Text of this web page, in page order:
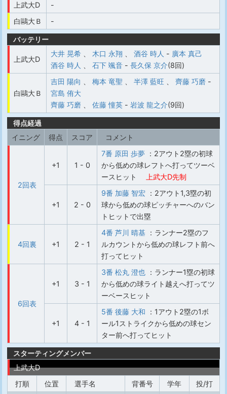
上武大D
-
白鷗大Ｂ
-
バッテリー
上武大D
大井 晃希 木口 永翔 酒谷 時人 - 廣本 真己
酒谷 時人
石下 颯音 - 長久保 京介(8回)
白鷗大Ｂ
吉田 陽向 梅本 竜聖 半澤 藍旺 齊藤 巧磨 -
宮島 侑大
齊藤 巧磨
佐藤 憧英 - 岩波 龍之介(9回)
得点経過
イニング
得点 スコア コメント
2回表
+1 1 - 0
7番 原田 歩夢 ：2アウト2塁の初球
から低めの球レフトへ打ってツーベ
ースヒット
上武大D先制
+1 2 - 0
9番 加藤 智宏 ：2アウト1,3塁の初
球から低めの球ピッチャーへのバン
トヒットで出塁
4回裏 +1 2 - 1
4番 芦川 晴基 ：ランナー2塁のフ
ルカウントから低めの球レフト前へ
打ってヒット
6回表
+1 3 - 1
3番 松丸 澄也 ：ランナー1塁の初球
から低めの球ライト越えへ打ってツ
ーベースヒット
+1 4 - 1
5番 後藤 大和 ：1アウト2塁の1ボ
ール1ストライクから低めの球セン
ター前へ打ってヒット
スターティングメンバー
上武大D
打順
位置 選手名 背番号 学年
投/打